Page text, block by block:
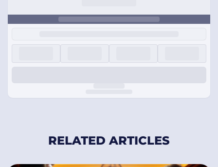
RELATED ARTICLES